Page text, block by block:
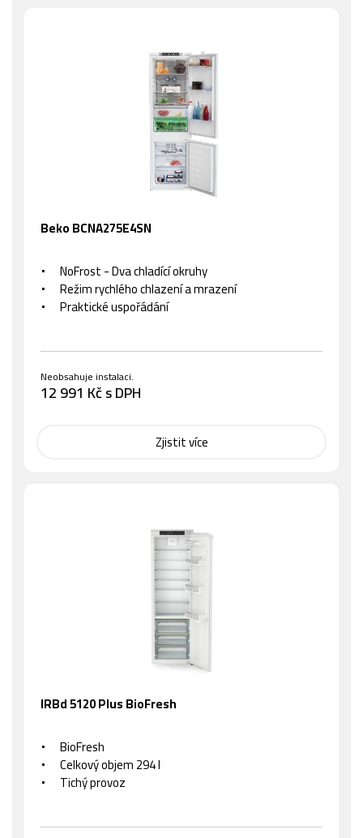
Beko BCNA275E4SN
NoFrost - Dva chladící okruhy
Režim rychlého chlazení a mrazení
Praktické uspořádání
Neobsahuje instalaci.
12 991 Kč s DPH
Zjistit více
IRBd 5120 Plus BioFresh
BioFresh
Celkový objem 294 l
Tichý provoz